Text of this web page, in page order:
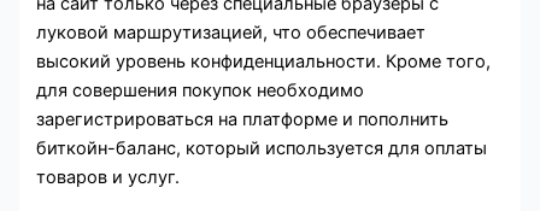
луковой маршрутизацией, что обеспечивает
высокий уровень конфиденциальности. Кроме того,
для совершения покупок необходимо
зарегистрироваться на платформе и пополнить
биткойн-баланс, который используется для оплаты
товаров и услуг.